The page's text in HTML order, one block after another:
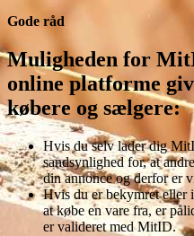
Gode råd
Muligheden for
online platforme
købere og sælgere:
Hvis du selv lader dig
sandsynlighed for, at
din annonce og derfor er
Hvis du er bekymret eller
at købe en vare fra, er
er valideret med MitID.